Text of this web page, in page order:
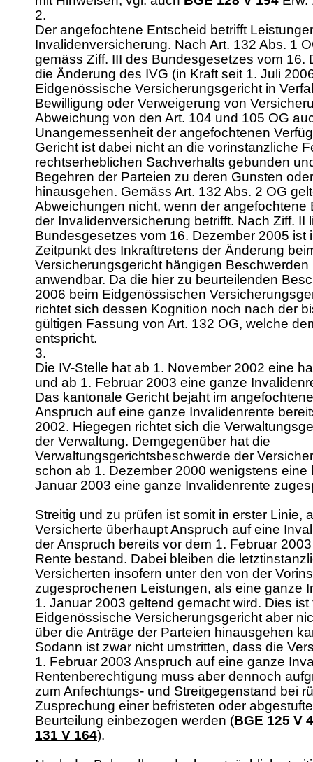
2.
Der angefochtene Entscheid betrifft
Invalidenversicherung. Nach Art. 132 Abs. 1
gemäss Ziff. III des Bundesgesetzes vom 16.
die Änderung des IVG (in Kraft seit 1. Juli
Eidgenössische Versicherungsgericht in
Bewilligung oder Verweigerung von
Abweichung von den Art. 104 und 105 OG
Unangemessenheit der angefochtenen
Gericht ist dabei nicht an die vorinstanzliche
rechtserheblichen Sachverhalts gebunden
Begehren der Parteien zu deren Gunsten
hinausgehen. Gemäss Art. 132 Abs. 2 OG
Abweichungen nicht, wenn der angefochtene
der Invalidenversicherung betrifft. Nach Ziff. II
Bundesgesetzes vom 16. Dezember 2005 ist
Zeitpunkt des Inkrafttretens der Änderung
Versicherungsgericht hängigen
anwendbar. Da die hier zu beurteilenden
2006 beim Eidgenössischen
richtet sich dessen Kognition noch nach der
gültigen Fassung von Art. 132 OG, welche
entspricht.
3.
Die IV-Stelle hat ab 1. November 2002 eine
und ab 1. Februar 2003 eine ganze
Das kantonale Gericht bejaht im
Anspruch auf eine ganze Invalidenrente
2002. Hiegegen richtet sich die
der Verwaltung. Demgegenüber hat die
Verwaltungsgerichtsbeschwerde der
schon ab 1. Dezember 2000 wenigstens eine
Januar 2003 eine ganze Invalidenrente
Streitig und zu prüfen ist somit in erster Linie,
Versicherte überhaupt Anspruch auf eine
der Anspruch bereits vor dem 1. Februar
Rente bestand. Dabei bleiben die
Versicherten insofern unter den von der
zugesprochenen Leistungen, als eine ganze
1. Januar 2003 geltend gemacht wird. Dies ist
Eidgenössische Versicherungsgericht aber
über die Anträge der Parteien hinausgehen
Sodann ist zwar nicht umstritten, dass die
1. Februar 2003 Anspruch auf eine ganze
Rentenberechtigung muss aber dennoch
zum Anfechtungs- und Streitgegenstand bei
Zusprechung einer befristeten oder
Beurteilung einbezogen werden (BGE 125 V
131 V 164).